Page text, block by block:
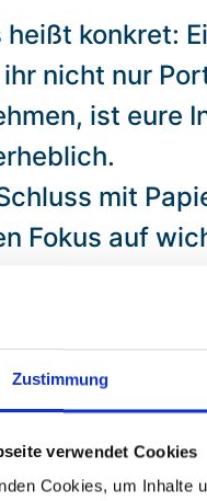
Zustimmung
verwendet Cookies
Cookies, um Inhalte
konkret:
ihr nicht nur
ist eure
mit
Fokus auf
Channel-
und
Mail,
– ohne, dass